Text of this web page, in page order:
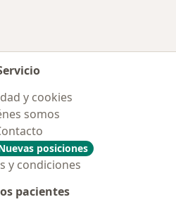
y cookies
somos
posiciones
y condiciones
pacientes